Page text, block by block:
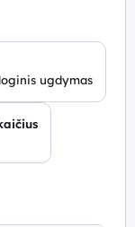
ugdymas